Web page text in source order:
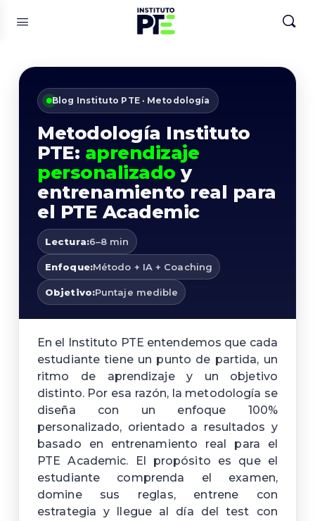
Blog Instituto PTE · Metodología
Metodología Instituto
PTE: aprendizaje
personalizado y
entrenamiento real para
el PTE Academic
Lectura:6–8 min
Enfoque:Método + IA + Coaching
Objetivo:Puntaje medible
En el Instituto PTE entendemos que cada
estudiante tiene un punto de partida, un
ritmo de aprendizaje y un objetivo
distinto. Por esa razón, la metodología se
diseña con un enfoque 100%
personalizado, orientado a resultados y
basado en entrenamiento real para el
PTE Academic. El propósito es que el
estudiante comprenda el examen,
domine sus reglas, entrene con
estrategia y llegue al día del test con